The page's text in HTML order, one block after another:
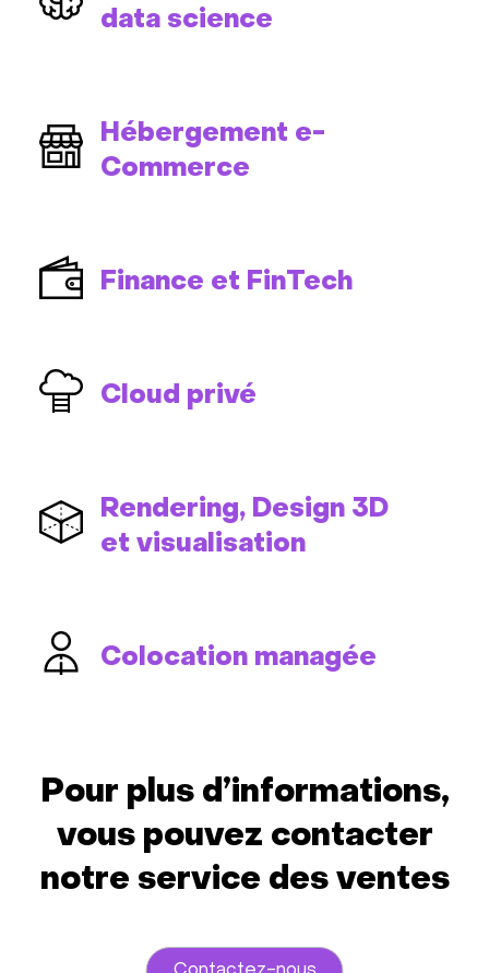
data science
Hébergement e-
Commerce
Finance et FinTech
Cloud privé
Rendering, Design 3D
et visualisation
Colocation managée
Pour plus d’informations,
vous pouvez contacter
notre service des ventes